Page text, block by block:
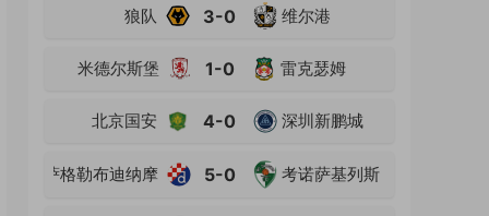
狼队 3-0 维尔港
米德尔斯堡 1-0 雷克瑟姆
北京国安 4-0 深圳新鹏城
萨格勒布迪纳摩 5-0 考诺萨基列斯